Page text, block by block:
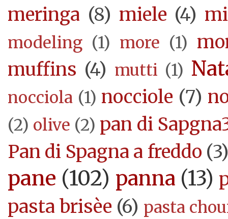
meringa (8) miele (4)
modeling (1) more (1)
muffins (4) mutti (1)
nocciola (1) nocciole (7)
(2) olive (2) pan di
Pan di Spagna a freddo (3)
pane (102) panna (13)
pasta brisèe (6) pasta